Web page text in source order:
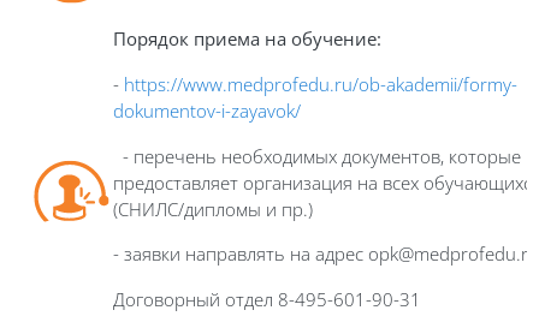
Порядок приема на обучение:
- https://www.medprofedu.ru/ob-akademii/formy-
dokumentov-i-zayavok/
- перечень необходимых документов, которые
предоставляет организация на всех
(СНИЛС/дипломы и пр.)
- заявки направлять на адрес opk@medprofedu.ru
Договорный отдел 8-495-601-90-31